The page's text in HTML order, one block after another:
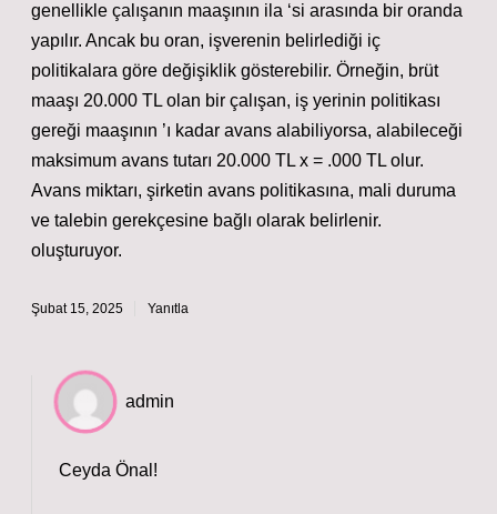
genellikle çalışanın maaşının ila ‘si arasında bir oranda
yapılır. Ancak bu oran, işverenin belirlediği iç
politikalara göre değişiklik gösterebilir. Örneğin, brüt
maaşı 20.000 TL olan bir çalışan, iş yerinin politikası
gereği maaşının ’ı kadar avans alabiliyorsa, alabileceği
maksimum avans tutarı 20.000 TL x = .000 TL olur.
Avans miktarı, şirketin avans politikasına, mali duruma
ve talebin gerekçesine bağlı olarak belirlenir.
oluşturuyor.
Şubat 15, 2025 Yanıtla
admin
Ceyda Önal!